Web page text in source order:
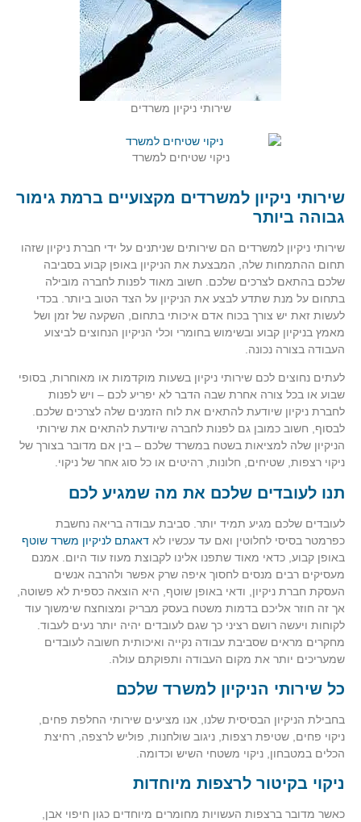
שירותי ניקיון משרדים
ניקוי שטיחים למשרד
שירותי ניקיון למשרדים מקצועיים ברמת גימור
גבוהה ביותר
שירותי ניקיון למשרדים הם שירותים שניתנים על ידי חברת ניקיון שזהו
תחום ההתמחות שלה, המבצעת את הניקיון באופן קבוע בסביבה
שלכם בהתאם לצרכים שלכם. חשוב מאוד לפנות לחברה מובילה
בתחום על מנת שתדע לבצע את הניקיון על הצד הטוב ביותר. בכדי
לעשות זאת יש צורך בכוח אדם איכותי בתחום, השקעה של זמן ושל
מאמץ בניקיון קבוע ובשימוש בחומרי וכלי הניקיון הנחוצים לביצוע
העבודה בצורה נכונה.
לעתים נחוצים לכם שירותי ניקיון בשעות מוקדמות או מאוחרות, בסופי
שבוע או בכל צורה אחרת שבה הדבר לא יפריע לכם – ויש לפנות
לחברת ניקיון שיודעת להתאים את לוח הזמנים שלה לצרכים שלכם.
לבסוף, חשוב כמובן גם לפנות לחברה שיודעת להתאים את שירותי
הניקיון שלה למציאות בשטח במשרד שלכם – בין אם מדובר בצורך של
ניקוי רצפות, שטיחים, חלונות, רהיטים או כל סוג אחר של ניקוי.
תנו לעובדים שלכם את מה שמגיע לכם
לעובדים שלכם מגיע תמיד יותר. סביבת עבודה בריאה נחשבת
כפרמטר בסיסי לחלוטין ואם עד עכשיו לא דאגתם לניקיון משרד שוטף
באופן קבוע, כדאי מאוד שתפנו אלינו לקבוצת מעוז עוד היום. אמנם
מעסיקים רבים מנסים לחסוך איפה שרק אפשר ולהרבה אנשים
העסקת חברת ניקיון, ודאי באופן שוטף, היא הוצאה כספית לא פשוטה,
אך זה חוזר אליכם בדמות משטח בעסק מבריק ומצוחצח שימשוך עוד
לקוחות ויעשה רושם רציני כך שגם לעובדים יהיה יותר נעים לעבוד.
מחקרים מראים שסביבת עבודה נקייה ואיכותית חשובה לעובדים
שמעריכים יותר את מקום העבודה ותפוקתם עולה.
כל שירותי הניקיון למשרד שלכם
בחבילת הניקיון הבסיסית שלנו, אנו מציעים שירותי החלפת פחים,
ניקוי פחים, שטיפת רצפות, ניגוב שולחנות, פוליש לרצפה, רחיצת
הכלים במטבחון, ניקוי משטחי השיש וכדומה.
ניקוי בקיטור לרצפות מיוחדות
כאשר מדובר ברצפות העשויות מחומרים מיוחדים כגון חיפוי אבן,